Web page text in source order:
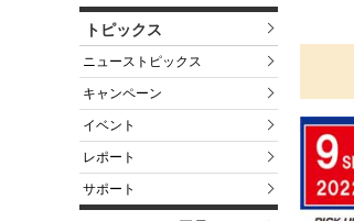
トピックス
ニューストピックス
キャンペーン
イベント
レポート
サポート